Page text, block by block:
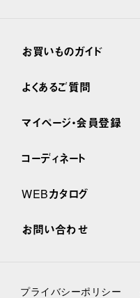
お買いものガイド
よくあるご質問
マイページ・会員登録
コーディネート
WEBカタログ
お問い合わせ
プライバシーポリシー